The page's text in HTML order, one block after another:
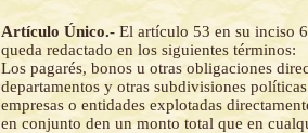
Artículo Único.- El artículo 53 en su inciso
queda redactado en los siguientes términos:
Los pagarés, bonos u otras obligaciones
departamentos y otras subdivisiones
empresas o entidades explotadas
en conjunto den un monto total que en